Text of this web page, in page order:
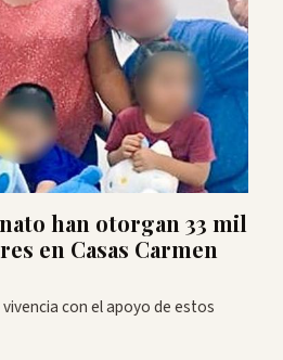
han otorgan 33 mil
en Casas Carmen
con el apoyo de estos